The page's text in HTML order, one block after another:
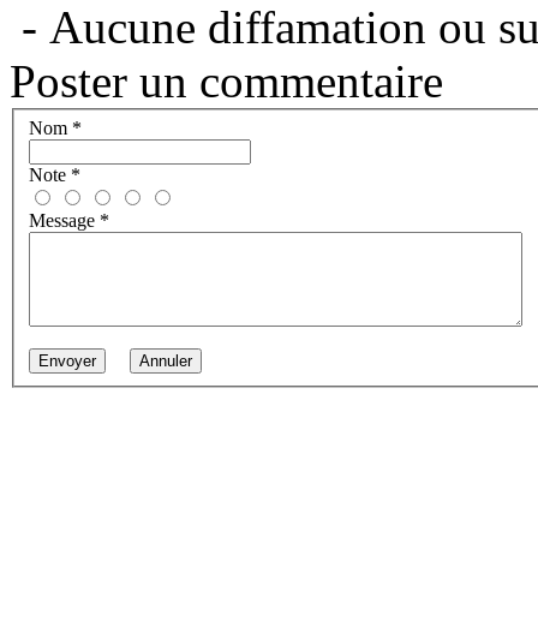
- Aucune diffamation ou
Poster un commentaire
Nom *
Note *
Message *